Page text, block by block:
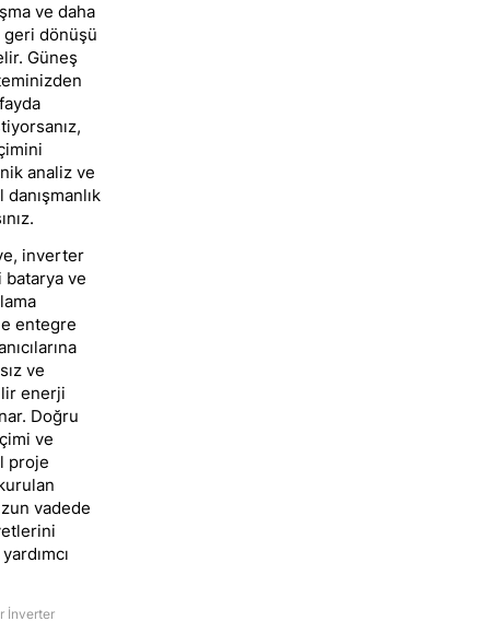
ve daha
geri dönüşü
Güneş
analiz ve
inverter
ve
entegre
ve
enerji
Doğru
ve
proje
vadede
İnverter